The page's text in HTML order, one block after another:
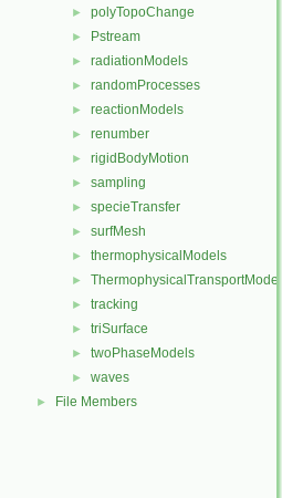
► polyTopoChange
► Pstream
► radiationModels
► randomProcesses
► reactionModels
► renumber
► rigidBodyMotion
► sampling
► specieTransfer
► surfMesh
► thermophysicalModels
► ThermophysicalTransportModels
► tracking
► triSurface
► twoPhaseModels
► waves
► File Members